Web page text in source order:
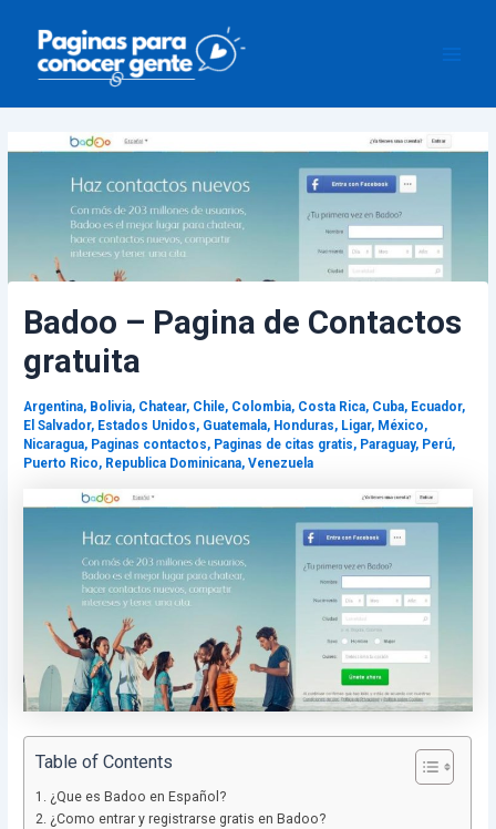
contenido
Badoo – Pagina de Contactos
gratuita
Argentina, Bolivia, Chatear, Chile, Colombia, Costa Rica, Cuba, Ecuador,
El Salvador, Estados Unidos, Guatemala, Honduras, Ligar, México,
Nicaragua, Paginas contactos, Paginas de citas gratis, Paraguay, Perú,
Puerto Rico, Republica Dominicana,Venezuela
Table of Contents
¿Que es Badoo en Español?
¿Como entrar y registrarse gratis en Badoo?
entradas